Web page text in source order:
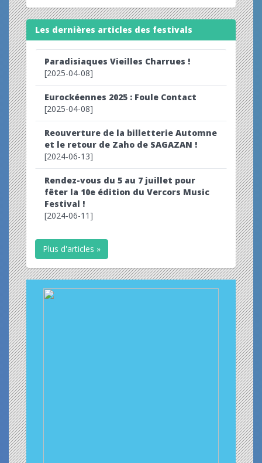
Les dernières articles des festivals
Paradisiaques Vieilles Charrues !
[2025-04-08]
Eurockéennes 2025 : Foule Contact
[2025-04-08]
Reouverture de la billetterie Automne
et le retour de Zaho de SAGAZAN !
[2024-06-13]
Rendez-vous du 5 au 7 juillet pour
fêter la 10e édition du Vercors Music
Festival !
[2024-06-11]
Plus d'articles »